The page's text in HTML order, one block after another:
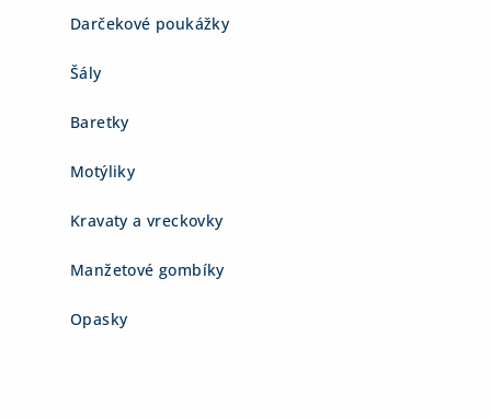
Darčekové poukážky
Šály
Baretky
Motýliky
Kravaty a vreckovky
Manžetové gombíky
Opasky